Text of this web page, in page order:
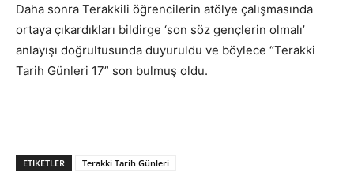
Daha sonra Terakkili öğrencilerin atölye çalışmasında
ortaya çıkardıkları bildirge ‘son söz gençlerin olmalı’
anlayışı doğrultusunda duyuruldu ve böylece “Terakki
Tarih Günleri 17” son bulmuş oldu.
ETIKETLER Terakki Tarih Günleri